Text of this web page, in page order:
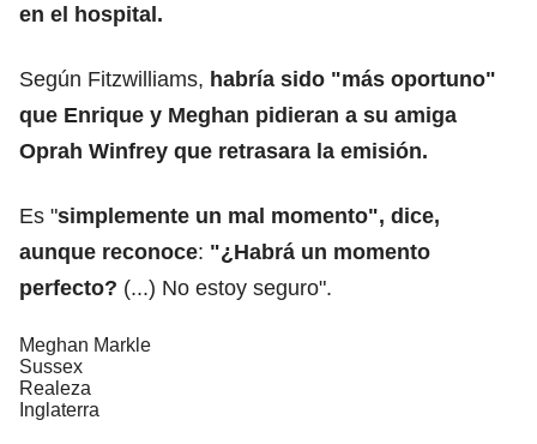
en el hospital.
Según Fitzwilliams, habría sido "más oportuno"
que Enrique y Meghan pidieran a su amiga
Oprah Winfrey que retrasara la emisión.
Es "simplemente un mal momento", dice,
aunque reconoce: "¿Habrá un momento
perfecto? (...) No estoy seguro".
Meghan Markle
Sussex
Realeza
Inglaterra